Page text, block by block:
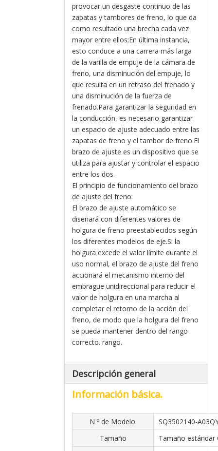
provocar un desgaste continuo de las
zapatas y tambores de freno, lo que da
como resultado una brecha cada vez
mayor entre ellos;En última instancia,
esto conduce a una carrera más larga
de la varilla de empuje de la cámara de
freno, una disminución del empuje, lo
que resulta en un retraso del frenado y
una disminución de la fuerza de
frenado.Para garantizar la seguridad en
la conducción, es necesario garantizar
un espacio de ajuste adecuado entre las
zapatas de freno y el tambor de freno.El
brazo de ajuste es un dispositivo que se
utiliza para ajustar y controlar el espacio
entre los dos.
El principio de funcionamiento del brazo
de ajuste del freno:
El brazo de ajuste automático se
diseñará con diferentes valores de
holgura de freno preestablecidos según
los diferentes modelos de eje.Si la
holgura excede el valor límite durante el
uso normal, el brazo de ajuste del freno
accionará el mecanismo interno del
embrague unidireccional para reducir el
valor de holgura en una marcha al
completar el retorno de la acción del
freno, de modo que la holgura del freno
se pueda mantener dentro del rango
correcto. rango.
Descripción general
Información básica.
N º de Modelo.
SQ3502140-
Tamaño
Tamaño estándar